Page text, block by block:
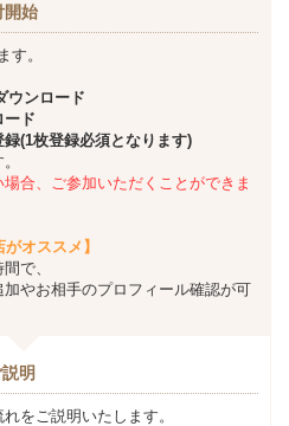
開始
す。
ウンロード
ド
(1枚登録必須となります)
、ご参加いただくことができま
オススメ】
で、
やお相手のプロフィール確認が可
明
をご説明いたします。